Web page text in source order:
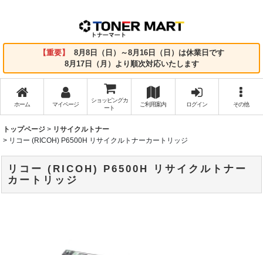
【重要】
8月8日（日）～8月16日（日）は休業日です
8月17日（月）より順次対応いたします
ホーム マイページ
ショッピングカ
ート
ご利用案内 ログイン その他
トップページ > リサイクルトナー
> リコー (RICOH) P6500H リサイクルトナーカートリッジ
リコー (RICOH) P6500H リサイクルトナー
カートリッジ